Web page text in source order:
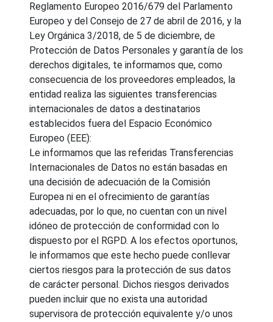
Reglamento Europeo 2016/679 del Parlamento
Europeo y del Consejo de 27 de abril de 2016, y la
Ley Orgánica 3/2018, de 5 de diciembre, de
Protección de Datos Personales y garantía de los
derechos digitales, te informamos que, como
consecuencia de los proveedores empleados, la
entidad realiza las siguientes transferencias
internacionales de datos a destinatarios
establecidos fuera del Espacio Económico
Europeo (EEE):
Le informamos que las referidas Transferencias
Internacionales de Datos no están basadas en
una decisión de adecuación de la Comisión
Europea ni en el ofrecimiento de garantías
adecuadas, por lo que, no cuentan con un nivel
idóneo de protección de conformidad con lo
dispuesto por el RGPD. A los efectos oportunos,
le informamos que este hecho puede conllevar
ciertos riesgos para la protección de sus datos
de carácter personal. Dichos riesgos derivados
pueden incluir que no exista una autoridad
supervisora de protección equivalente y/o unos